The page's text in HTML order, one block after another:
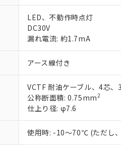
LED、不動作時点灯
DC30V
漏れ電流: 約1.7mA
アース線付き
VCTF 耐油ケーブル、4芯、
公称断面積: 0.75mm2
仕上り径: φ7.6
使用時: -10～70℃ (ただし、
※1 対応状況
対応予定：EU
対応予定なし：